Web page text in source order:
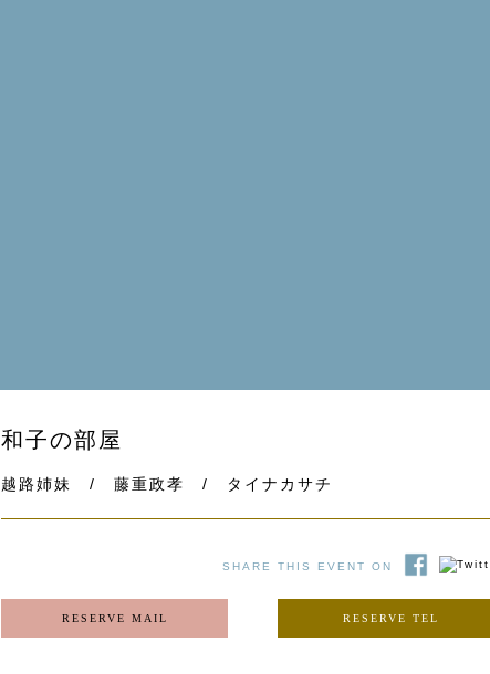
和子の部屋
越路姉妹 / 藤重政孝 / タイナカサチ
SHARE THIS EVENT ON
RESERVE MAIL RESERVE TEL